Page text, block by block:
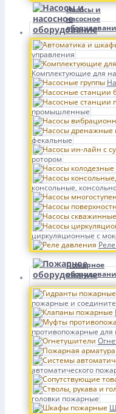
Насосы и
насосное
управления
Комплектующие для
промышленные
фекальные
ротором
консольные,
циркуляционные с
Пожарное
пожарные и
противопожарные для
автоматического
головки пожарные